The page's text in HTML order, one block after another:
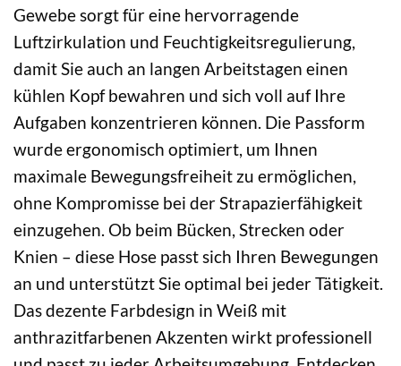
Gewebe sorgt für eine hervorragende
Luftzirkulation und Feuchtigkeitsregulierung,
damit Sie auch an langen Arbeitstagen einen
kühlen Kopf bewahren und sich voll auf Ihre
Aufgaben konzentrieren können. Die Passform
wurde ergonomisch optimiert, um Ihnen
maximale Bewegungsfreiheit zu ermöglichen,
ohne Kompromisse bei der Strapazierfähigkeit
einzugehen. Ob beim Bücken, Strecken oder
Knien – diese Hose passt sich Ihren Bewegungen
an und unterstützt Sie optimal bei jeder Tätigkeit.
Das dezente Farbdesign in Weiß mit
anthrazitfarbenen Akzenten wirkt professionell